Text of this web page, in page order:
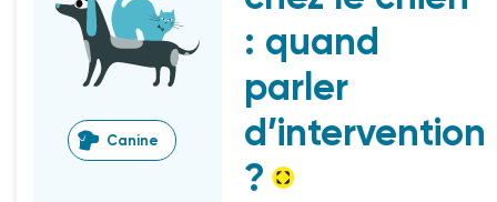
Canine
: quand
parler
d’intervention
?